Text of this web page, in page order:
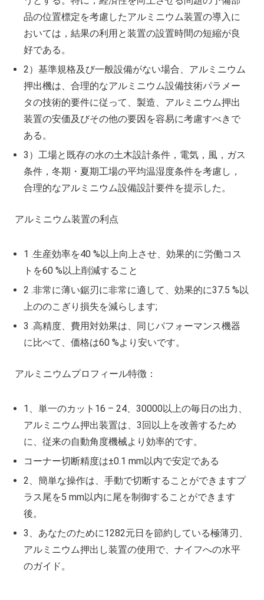
品の位置標定を考慮したアルミニウム装置の導入に
おいては，結果の利用と装置の設置時間の短縮が良
好である。
2）基準規格及び一般設備がない場合、アルミニウム
押出機は、合理的なアルミニウム設備技術パラメー
タの技術的要件に従って、製造、アルミニウム押出
装置の安価及びその他の要因を容易に考慮すべきで
ある。
3）工場と既存の水の土木設計条件，電気，風，ガス
条件，冬期・夏期工場の平均温湿度条件を考慮し，
合理的なアルミニウム設備設計要件を提示した。
アルミニウム装置の利点
1 .生産効率を40 %以上向上させ、効果的に労働コス
トを60 %以上削減すること
2 .非常に薄い鋸刃に非常に適して、効果的に37.5 %以
上ののこぎり損失を減らします;
3 .高精度、費用対効果は、同じパフォーマンス機器
に比べて、価格は60 %より安いです。
アルミニウムプロフィール特徴：
1、単一のカット16 – 24、30000以上の毎日の出力、
アルミニウム押出装置は、3回以上を改善するため
に、従来の自動角度機械より効率的です。
コーナー切断精度は±0.1 mm以内で安定である
2、簡単な操作は、手動で切断することができますプ
ラス尾を5 mm以内に尾を制御することができます
後。
3、あなたのために1282元日を節約している極薄刃、
アルミニウム押出し装置の使用で、ナイフへの水平
のガイド。